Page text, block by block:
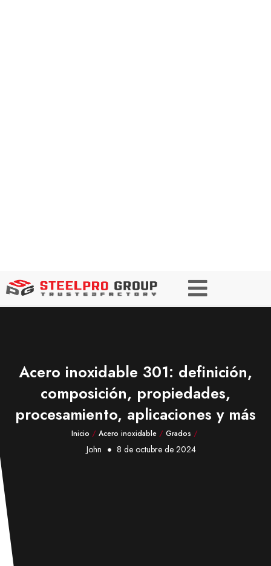
Acero inoxidable 301: definición,
composición, propiedades,
procesamiento, aplicaciones y más
Inicio / Acero inoxidable/ Grados /
John 8 de octubre de 2024